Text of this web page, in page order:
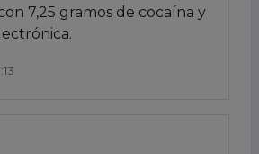
7,25 gramos de cocaína y